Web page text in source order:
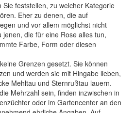
feststellen, zu welcher Kategorie
Eher zu denen, die auf
und vor allem möglichst nicht
die für eine Rose alles tun,
Farbe, Form oder diesen
Grenzen gesetzt. Sie können
und werden sie mit Hingabe lieben,
Mehltau und Sternrußtau lauern.
Mehrzahl sein, finden inzwischen in
oder im Gartencenter an den